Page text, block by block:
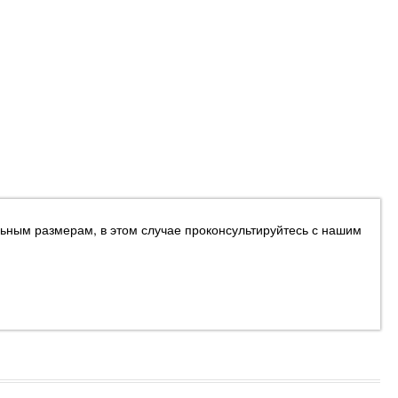
размерам, в этом случае проконсультируйтесь с нашим